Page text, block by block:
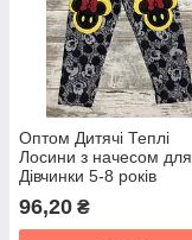
Оптом Дитячі Теплі
Лосини з начесом для
Дівчинки 5-8 років
96,20 ₴